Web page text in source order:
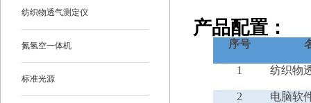
纺织物透气测定仪
氮氢空一体机
标准光源
产品配置：
序号
1 纺织物
2 电脑软